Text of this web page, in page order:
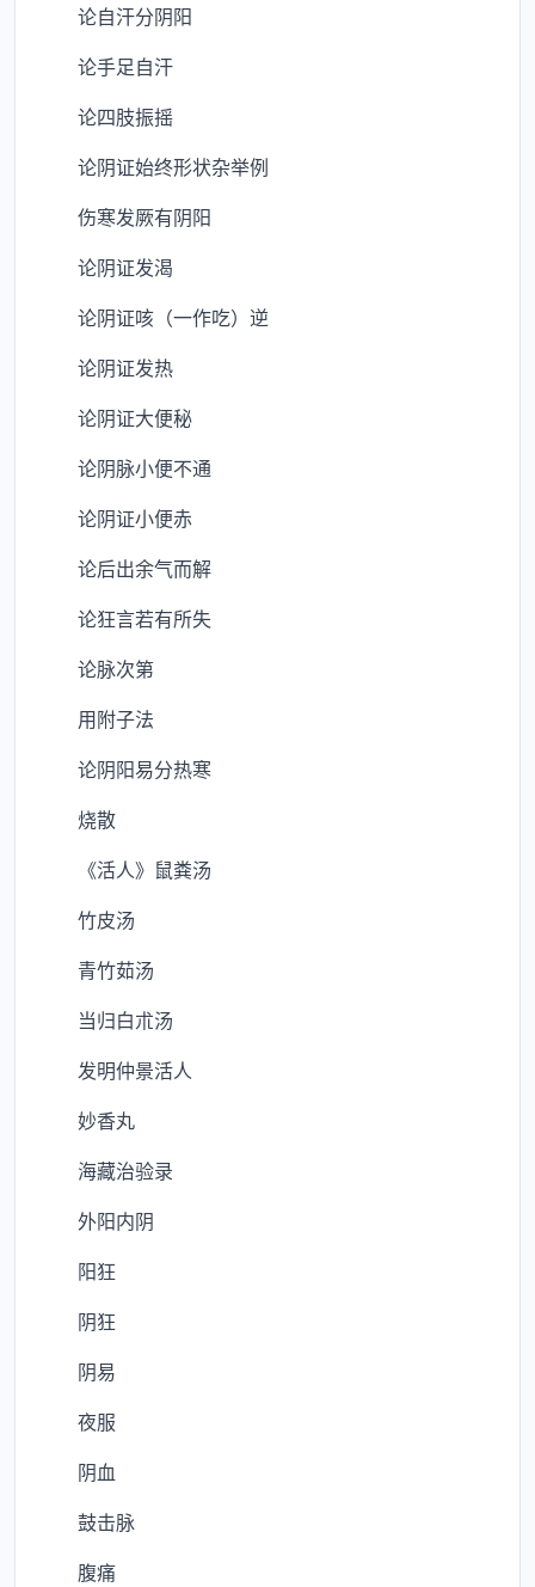
论自汗分阴阳
论手足自汗
论四肢振摇
论阴证始终形状杂举例
伤寒发厥有阴阳
论阴证发渴
论阴证咳（一作吃）逆
论阴证发热
论阴证大便秘
论阴脉小便不通
论阴证小便赤
论后出余气而解
论狂言若有所失
论脉次第
用附子法
论阴阳易分热寒
烧散
《活人》鼠粪汤
竹皮汤
青竹茹汤
当归白朮汤
发明仲景活人
妙香丸
海藏治验录
外阳内阴
阳狂
阴狂
阴易
夜服
阴血
鼓击脉
腹痛